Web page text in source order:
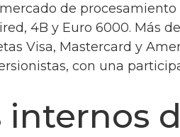
de procesamiento
4B y Euro 6000. Más de
Visa, Mastercard y
con una
internos